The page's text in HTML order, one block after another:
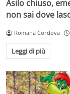
Asilo chiuso,
non sai dove
Romana Cordova
Leggi di più